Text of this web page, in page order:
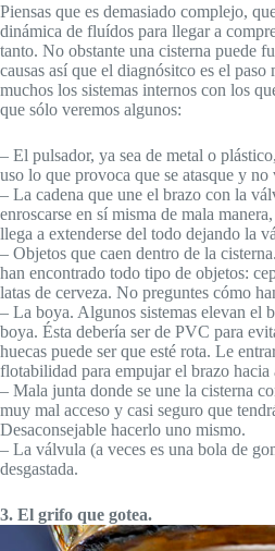
Piensas que es demasiado complejo,
dinámica de fluídos para llegar a
tanto. No obstante una cisterna puede
causas así que el diagnósitco es el
muchos los sistemas internos con los
que sólo veremos algunos:
– El pulsador, ya sea de metal o
uso lo que provoca que se atasque y
– La cadena que une el brazo con la
enroscarse en sí misma de mala
llega a extenderse del todo dejando la
– Objetos que caen dentro de la
han encontrado todo tipo de objetos:
latas de cerveza. No preguntes cómo
– La boya. Algunos sistemas elevan el
boya. Ésta debería ser de PVC para
huecas puede ser que esté rota. Le
flotabilidad para empujar el brazo
– Mala junta donde se une la cisterna
muy mal acceso y casi seguro que
Desaconsejable hacerlo uno mismo.
– La válvula (a veces es una bola de
desgastada.
3. El grifo que gotea.